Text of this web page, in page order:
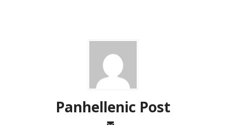
Panhellenic Post